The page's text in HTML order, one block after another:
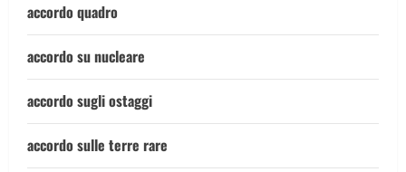
accordo quadro
accordo su nucleare
accordo sugli ostaggi
accordo sulle terre rare